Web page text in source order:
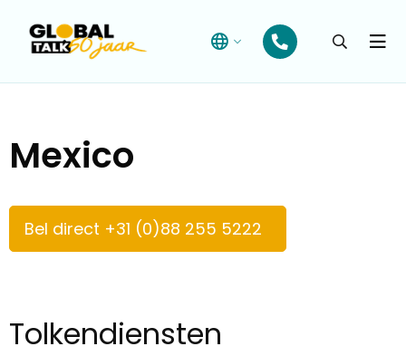
Open
Mexico
Bel direct +31 (0)88 255 5222
Tolkendiensten